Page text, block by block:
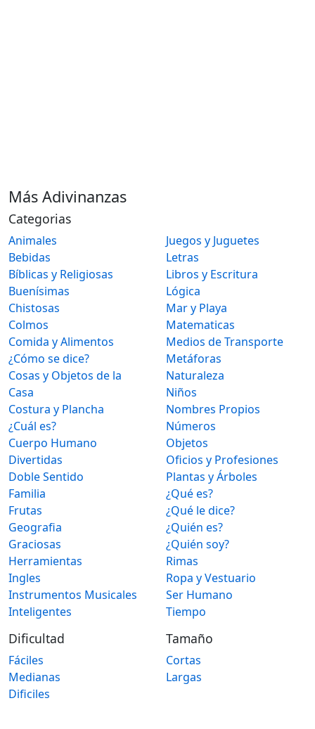
Más Adivinanzas
Categorias
Animales
Bebidas
Bíblicas y Religiosas
Buenísimas
Chistosas
Colmos
Comida y Alimentos
¿Cómo se dice?
Cosas y Objetos de la
Casa
Costura y Plancha
¿Cuál es?
Cuerpo Humano
Divertidas
Doble Sentido
Familia
Frutas
Geografia
Graciosas
Herramientas
Ingles
Instrumentos Musicales
Inteligentes
Juegos y Juguetes
Letras
Libros y Escritura
Lógica
Mar y Playa
Matematicas
Medios de Transporte
Metáforas
Naturaleza
Niños
Nombres Propios
Números
Objetos
Oficios y Profesiones
Plantas y Árboles
¿Qué es?
¿Qué le dice?
¿Quién es?
¿Quién soy?
Rimas
Ropa y Vestuario
Ser Humano
Tiempo
Dificultad
Fáciles
Medianas
Dificiles
Tamaño
Cortas
Largas